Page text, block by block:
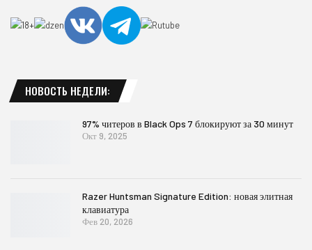
НОВОСТЬ НЕДЕЛИ:
97% читеров в Black Ops 7 блокируют за 30 минут
Окт 9, 2025
Razer Huntsman Signature Edition: новая элитная
клавиатура
Фев 20, 2026